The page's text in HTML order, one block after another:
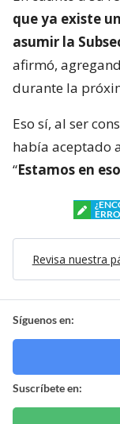
que ya existe
asumir la
afirmó,
durante la
Eso sí, al ser
había aceptado
“Estamos en eso
Revisa nuestra
Síguenos en:
Suscríbete en: